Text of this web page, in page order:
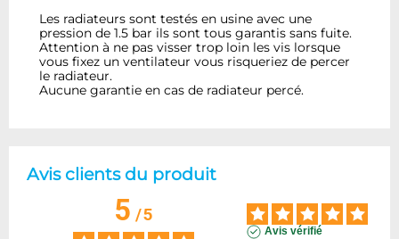
Les radiateurs sont testés en usine avec une
pression de 1.5 bar ils sont tous garantis sans fuite.
Attention à ne pas visser trop loin les vis lorsque
vous fixez un ventilateur vous risqueriez de percer
le radiateur.
Aucune garantie en cas de radiateur percé.
Avis clients du produit
5/5
Avis vérifié